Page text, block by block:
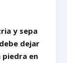
y sepa
dejar
piedra en